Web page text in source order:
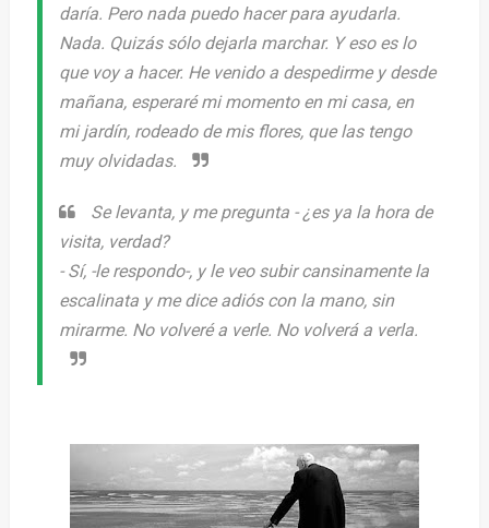
daría. Pero nada puedo hacer para ayudarla.
Nada. Quizás sólo dejarla marchar. Y eso es lo
que voy a hacer. He venido a despedirme y desde
mañana, esperaré mi momento en mi casa, en
mi jardín, rodeado de mis flores, que las tengo
muy olvidadas.
Se levanta, y me pregunta -¿es ya la hora de
visita, verdad?
- Sí, -le respondo-, y le veo subir cansinamente la
escalinata y me dice adiós con la mano, sin
mirarme. No volveré a verle. No volverá a verla.